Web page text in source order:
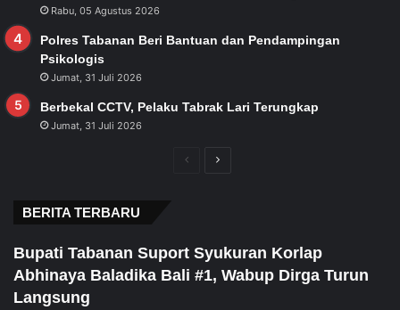
Rabu, 05 Agustus 2026
Polres Tabanan Beri Bantuan dan Pendampingan
Psikologis
Jumat, 31 Juli 2026
Berbekal CCTV, Pelaku Tabrak Lari Terungkap
Jumat, 31 Juli 2026
PreviousNext
BERITA TERBARU
Bupati Tabanan Suport Syukuran Korlap
Abhinaya Baladika Bali #1, Wabup Dirga Turun
Langsung